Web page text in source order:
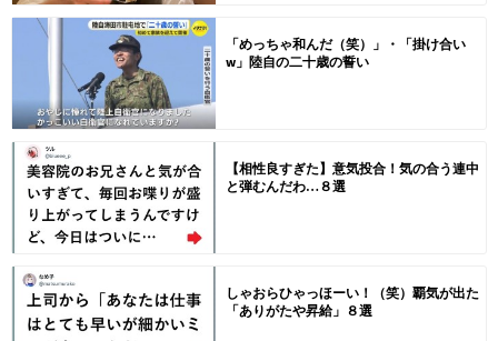
「めっちゃ和んだ（笑）」・「掛け合い
w」陸自の二十歳の誓い
【相性良すぎた】意気投合！気の合う連中
と弾むんだわ…８選
しゃおらひゃっほーい！（笑）覇気が出た
「ありがたや昇給」８選